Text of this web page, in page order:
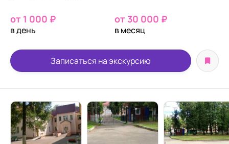
от 1 000 ₽
в день
от 30 000 ₽
в месяц
Записаться на экскурсию